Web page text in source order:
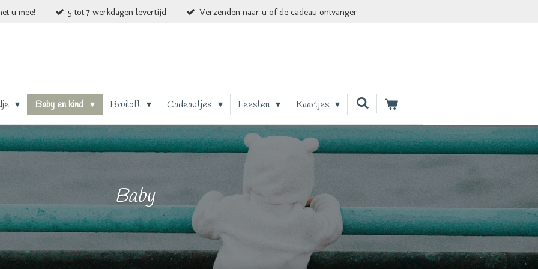
u mee! 5 tot 7 werkdagen levertijd Verzenden naar u of de cadeau ontvanger
Baby en kind Bruiloft Cadeautjes Feesten Kaartjes
Baby